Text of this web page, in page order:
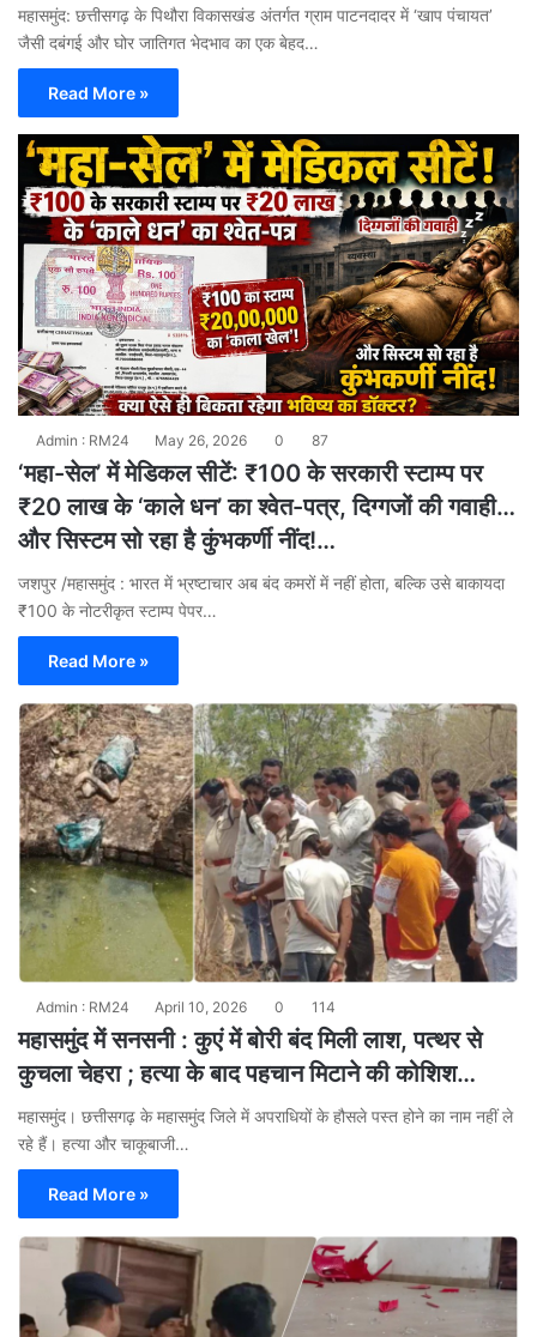
महासमुंद: छत्तीसगढ़ के पिथौरा विकासखंड अंतर्गत ग्राम पाटनदादर में ‘खाप पंचायत’
जैसी दबंगई और घोर जातिगत भेदभाव का एक बेहद…
Read More »
Admin : RM24 May 26, 2026 0 87
‘महा-सेल’ में मेडिकल सीटें: ₹100 के सरकारी स्टाम्प पर
₹20 लाख के ‘काले धन’ का श्वेत-पत्र, दिग्गजों की गवाही…
और सिस्टम सो रहा है कुंभकर्णी नींद!…
जशपुर /महासमुंद : भारत में भ्रष्टाचार अब बंद कमरों में नहीं होता, बल्कि उसे बाकायदा
₹100 के नोटरीकृत स्टाम्प पेपर…
Read More »
Admin : RM24 April 10, 2026 0 114
महासमुंद में सनसनी : कुएं में बोरी बंद मिली लाश, पत्थर से
कुचला चेहरा ; हत्या के बाद पहचान मिटाने की कोशिश…
​महासमुंद। छत्तीसगढ़ के महासमुंद जिले में अपराधियों के हौसले पस्त होने का नाम नहीं ले
रहे हैं। हत्या और चाकूबाजी…
Read More »